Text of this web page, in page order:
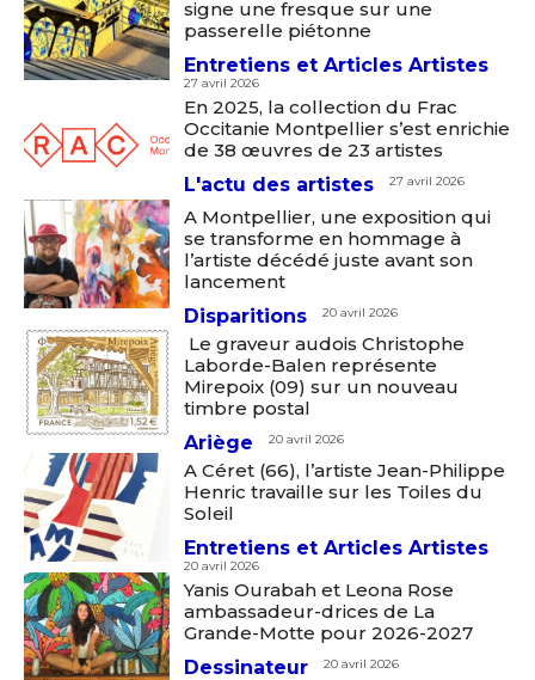
signe une fresque sur une
passerelle piétonne
Entretiens et Articles Artistes
27 avril 2026
En 2025, la collection du Frac
Occitanie Montpellier s’est enrichie
de 38 œuvres de 23 artistes
L'actu des artistes
27 avril 2026
A Montpellier, une exposition qui
se transforme en hommage à
l’artiste décédé juste avant son
lancement
Disparitions
20 avril 2026
Le graveur audois Christophe
Laborde-Balen représente
Mirepoix (09) sur un nouveau
timbre postal
Ariège
20 avril 2026
A Céret (66), l’artiste Jean-Philippe
Henric travaille sur les Toiles du
Soleil
Entretiens et Articles Artistes
20 avril 2026
Yanis Ourabah et Leona Rose
ambassadeur-drices de La
Grande-Motte pour 2026-2027
Dessinateur
20 avril 2026